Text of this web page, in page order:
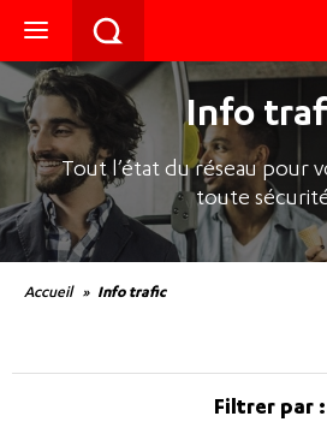
Info
Tout l’état du réseau pour
toute
Accueil Info trafic
Filtrer par :